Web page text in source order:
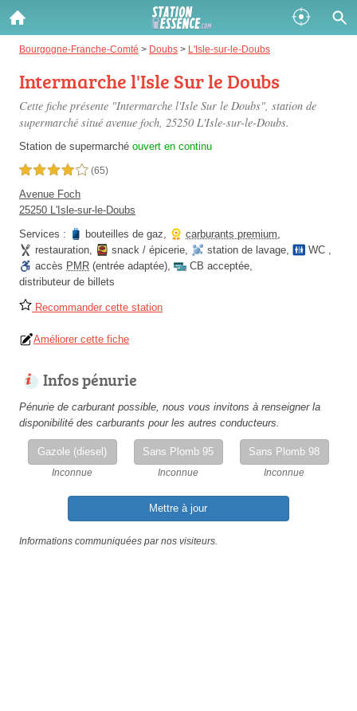
Bourgogne-Franche-Comté > Doubs > L'Isle-sur-le-Doubs
Intermarche l'Isle Sur le Doubs
Cette fiche présente "Intermarche l'Isle Sur le Doubs", station de
supermarché situé avenue foch, 25250 L'Isle-sur-le-Doubs.
Station de supermarché ouvert en continu
4,0 étoiles sur 5 (65)
Avenue Foch
25250 L'Isle-sur-le-Doubs
Services :
bouteilles de gaz, carburants premium,
restauration, snack / épicerie, station de lavage, WC ,
accès PMR (entrée adaptée), CB acceptée,
distributeur de billets
Recommander cette station
Améliorer cette fiche
Infos pénurie
Pénurie de carburant possible, nous vous invitons à renseigner la
disponibilité des carburants pour les autres conducteurs.
Gazole (diesel)
Inconnue
Sans Plomb 95
Inconnue
Sans Plomb 98
Inconnue
Mettre à jour
Informations communiquées par nos visiteurs.
Gazole :
Disponible Épuisé
SP 98 :
Disponible
SP 95 :
Disponible